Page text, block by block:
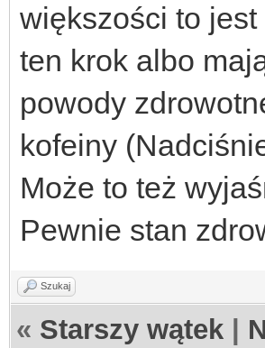
większości to jest
ten krok albo
powody
kofeiny
Może to też
Pewnie stan
Szukaj
« Starszy wątek